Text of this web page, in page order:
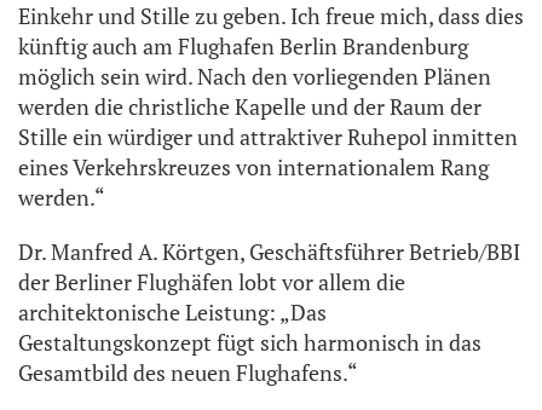
Einkehr und Stille zu geben. Ich freue mich, dass dies
künftig auch am Flughafen Berlin Brandenburg
möglich sein wird. Nach den vorliegenden Plänen
werden die christliche Kapelle und der Raum der
Stille ein würdiger und attraktiver Ruhepol inmitten
eines Verkehrskreuzes von internationalem Rang
werden.“
Dr. Manfred A. Körtgen, Geschäftsführer Betrieb/BBI
der Berliner Flughäfen lobt vor allem die
architektonische Leistung: „Das
Gestaltungskonzept fügt sich harmonisch in das
Gesamtbild des neuen Flughafens.“